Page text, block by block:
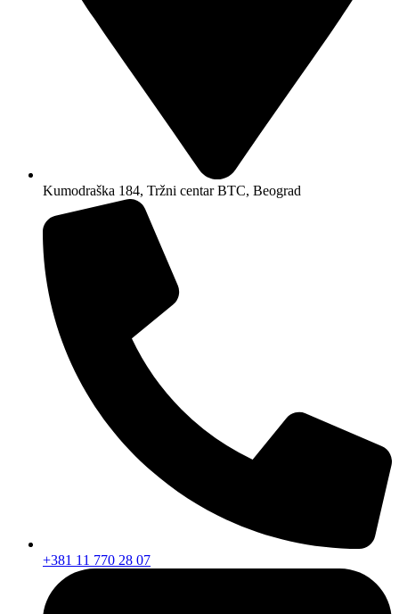
Kumodraška 184, Tržni centar BTC, Beograd
+381 11 770 28 07